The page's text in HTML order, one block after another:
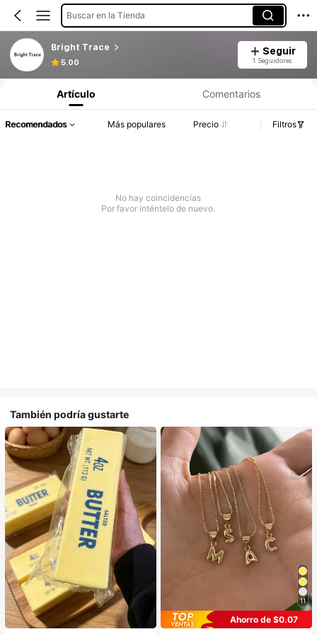
Buscar en la Tienda
Bright Trace
5.00
Seguir
1 Seguidores
Artículo Comentarios
Recomendados Más populares Precio Filtros
No hay coincidencias
Por favor inténtelo de nuevo.
También podría gustarte
11
Ahorro de $0.07